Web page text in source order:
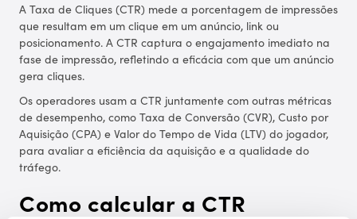
A Taxa de Cliques (CTR) mede a porcentagem de impressões
que resultam em um clique em um anúncio, link ou
posicionamento. A CTR captura o engajamento imediato na
fase de impressão, refletindo a eficácia com que um anúncio
gera cliques.
Os operadores usam a CTR juntamente com outras métricas
de desempenho, como Taxa de Conversão (CVR), Custo por
Aquisição (CPA) e Valor do Tempo de Vida (LTV) do jogador,
para avaliar a eficiência da aquisição e a qualidade do
tráfego.
Como calcular a CTR